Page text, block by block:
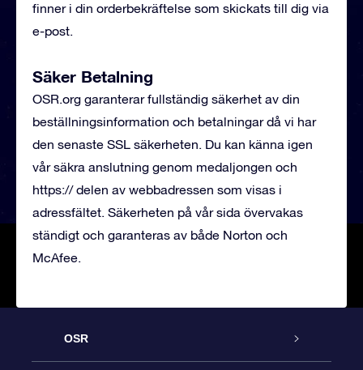
finner i din orderbekräftelse som skickats till dig via
e-post.
Säker Betalning
OSR.org garanterar fullständig säkerhet av din
beställningsinformation och betalningar då vi har
den senaste SSL säkerheten. Du kan känna igen
vår säkra anslutning genom medaljongen och
https:// delen av webbadressen som visas i
adressfältet. Säkerheten på vår sida övervakas
ständigt och garanteras av både Norton och
McAfee.
OSR